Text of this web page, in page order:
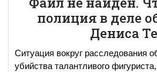
полиция в деле
Дениса
Ситуация вокруг расследования
убийства талантливого